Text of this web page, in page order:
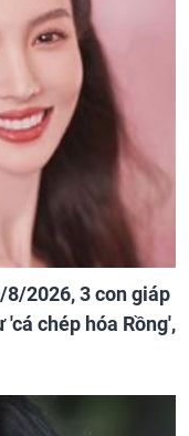
8/2026, 3 con giáp
chép hóa Rồng',